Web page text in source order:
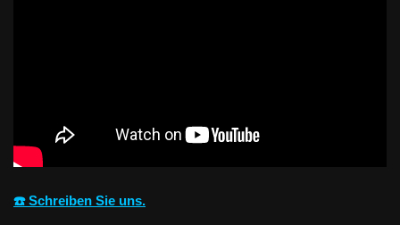
☎️ Schreiben Sie uns.